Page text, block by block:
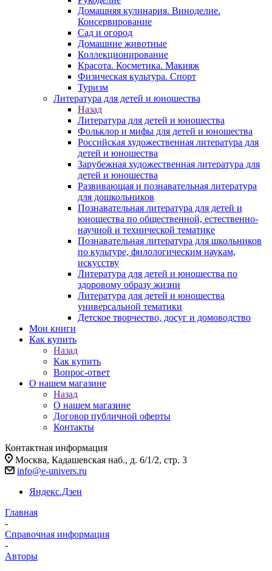
Домашняя кулинария. Виноделие.
Консервирование
Сад и огород
Домашние животные
Коллекционирование
Красота. Косметика. Макияж
Физическая культура. Спорт
Туризм
Литература для детей и юношества
Назад
Литература для детей и юношества
Фольклор и мифы для детей и юношества
Российская художественная литература для
детей и юношества
Зарубежная художественная литература для
детей и юношества
Развивающая и познавательная литература
для дошкольников
Познавательная литература для детей и
юношества по общественной, естественно-
научной и технической тематике
Познавательная литература для школьников
по культуре, филологическим наукам,
искусству
Литература для детей и юношества по
здоровому образу жизни
Литература для детей и юношества
универсальной тематики
Детское творчество, досуг и домоводство
Мои книги
Как купить
Назад
Как купить
Вопрос-ответ
О нашем магазине
Назад
О нашем магазине
Договор публичной оферты
Контакты
Контактная информация
Москва, Кадашевская наб., д. 6/1/2, стр. 3
info@e-univers.ru
Яндекс.Дзен
Главная
-
Справочная информация
-
Авторы